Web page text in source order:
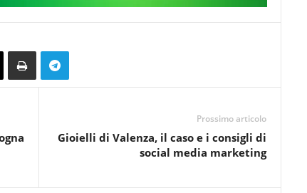
Prossimo articolo
Gioielli di Valenza, il caso e i consigli di
social media marketing